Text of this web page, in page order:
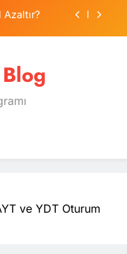
Destek
Destek
ve YDT Oturum